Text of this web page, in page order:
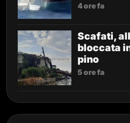
4 ore fa
Scafati,
bloccata
pino
5 ore fa